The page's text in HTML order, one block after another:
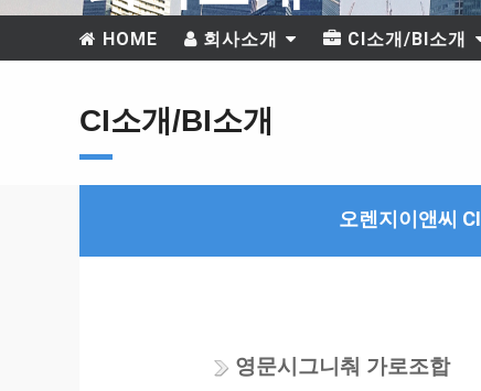
HOME 회사소개 CI소개/BI소개
CI소개/BI소개
오렌지이앤씨 CI
영문시그니춰 가로조합